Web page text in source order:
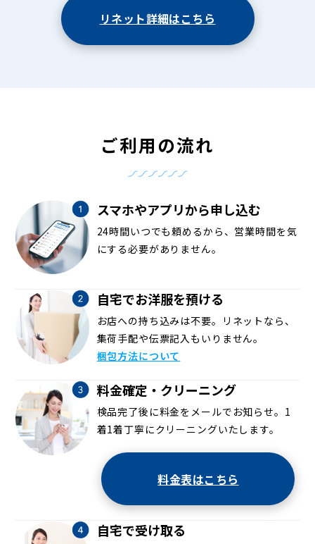
リネット詳細はこちら
ご利用の流れ
スマホやアプリから申し込む
24時間いつでも頼めるから、営業時間を気
にする必要がありません。
自宅でお洋服を預ける
お店への持ち込みは不要。リネットなら、
集荷手配や伝票記入もいりません。
梱包方法について
料金確定・クリーニング
検品完了後に料金をメールでお知らせ。1
着1着丁寧にクリーニングいたします。
料金表はこちら
自宅で受け取る